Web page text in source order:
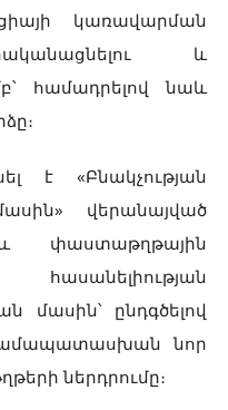
կառավարման
և
համադրելով նաև
է «Բնակչության
վերանայված
փաստաթղթային
մասին՝ ընդգծելով
նոր
ներդրումը։